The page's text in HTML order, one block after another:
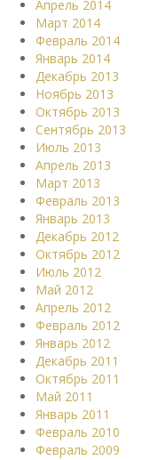
Апрель 2014
Март 2014
Февраль 2014
Январь 2014
Декабрь 2013
Ноябрь 2013
Октябрь 2013
Сентябрь 2013
Июль 2013
Апрель 2013
Март 2013
Февраль 2013
Январь 2013
Декабрь 2012
Октябрь 2012
Июль 2012
Май 2012
Апрель 2012
Февраль 2012
Январь 2012
Декабрь 2011
Октябрь 2011
Май 2011
Январь 2011
Февраль 2010
Февраль 2009